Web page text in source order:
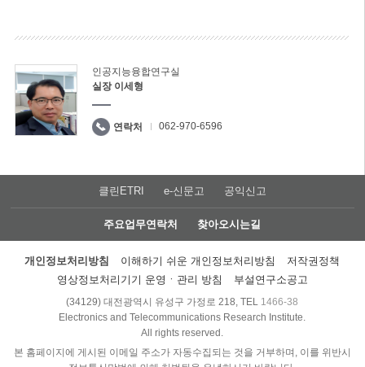
인공지능융합연구실
실장 이세형
연락처 062-970-6596
클린ETRI e-신문고 공익신고
주요업무연락처 찾아오시는길
개인정보처리방침 이해하기 쉬운 개인정보처리방침
저작권정책
영상정보처리기기 운영ㆍ관리 방침
부설연구소공고
(34129) 대전광역시 유성구 가정로 218, TEL 1466-38
Electronics and Telecommunications Research Institute.
All rights reserved.
본 홈페이지에 게시된 이메일 주소가 자동수집되는 것을 거부하며, 이를 위반시